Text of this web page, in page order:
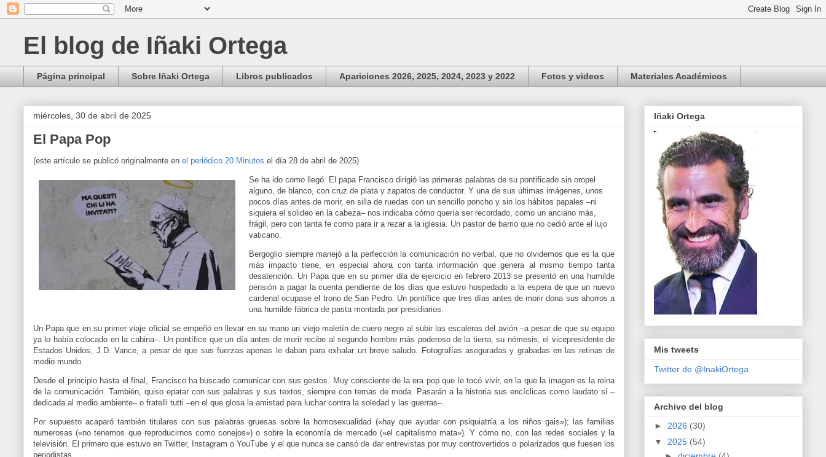
El blog de Iñaki Ortega
Página principal Sobre Iñaki Ortega Libros publicados Apariciones 2026, 2025, 2024, 2023 y 2022 Fotos y videos Materiales Académicos
miércoles, 30 de abril de 2025
El Papa Pop
(este artículo se publicó originalmente en el periódico 20 Minutos el día 28 de abril de 2025)
Se ha ido como llegó. El papa Francisco dirigió las primeras palabras de su pontificado sin oropel
alguno, de blanco, con cruz de plata y zapatos de conductor. Y una de sus últimas imágenes, unos
pocos días antes de morir, en silla de ruedas con un sencillo poncho y sin los hábitos papales –ni
siquiera el solideo en la cabeza– nos indicaba cómo quería ser recordado, como un anciano más,
frágil, pero con tanta fe como para ir a rezar a la iglesia. Un pastor de barrio que no cedió ante el lujo
vaticano.
Bergoglio siempre manejó a la perfección la comunicación no verbal, que no olvidemos que es la que
más impacto tiene, en especial ahora con tanta información que genera al mismo tiempo tanta
desatención. Un Papa que en su primer día de ejercicio en febrero 2013 se presentó en una humilde
pensión a pagar la cuenta pendiente de los días que estuvo hospedado a la espera de que un nuevo
cardenal ocupase el trono de San Pedro. Un pontífice que tres días antes de morir dona sus ahorros a
una humilde fábrica de pasta montada por presidiarios.
Un Papa que en su primer viaje oficial se empeñó en llevar en su mano un viejo maletín de cuero negro al subir las escaleras del avión –a pesar de que su equipo
ya lo había colocado en la cabina–. Un pontífice que un día antes de morir recibe al segundo hombre más poderoso de la tierra, su némesis, el vicepresidente de
Estados Unidos, J.D. Vance, a pesar de que sus fuerzas apenas le daban para exhalar un breve saludo. Fotografías aseguradas y grabadas en las retinas de
medio mundo.
Desde el principio hasta el final, Francisco ha buscado comunicar con sus gestos. Muy consciente de la era pop que le tocó vivir, en la que la imagen es la reina
de la comunicación. También, quiso epatar con sus palabras y sus textos, siempre con temas de moda. Pasarán a la historia sus encíclicas como laudato si –
dedicada al medio ambiente– o fratelli tutti –en el que glosa la amistad para luchar contra la soledad y las guerras–.
Por supuesto acaparó también titulares con sus palabras gruesas sobre la homosexualidad («hay que ayudar con psiquiatría a los niños gais»); las familias
numerosas («no tenemos que reproducirnos como conejos») o sobre la economía de mercado («el capitalismo mata»). Y cómo no, con las redes sociales y la
televisión. El primero que estuvo en Twitter, Instagram o YouTube y el que nunca se cansó de dar entrevistas por muy controvertidos o polarizados que fuesen los
periodistas.
Iñaki Ortega
Mis tweets
Twitter de @InakiOrtega
Archivo del blog
► 2026 (30)
▼ 2025 (54)